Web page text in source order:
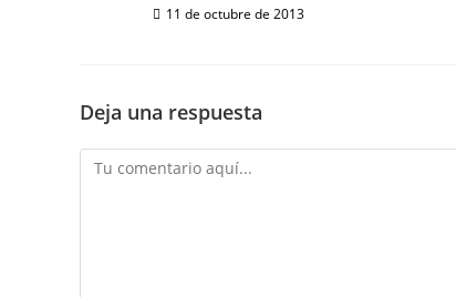
11 de octubre de 2013
Deja una respuesta